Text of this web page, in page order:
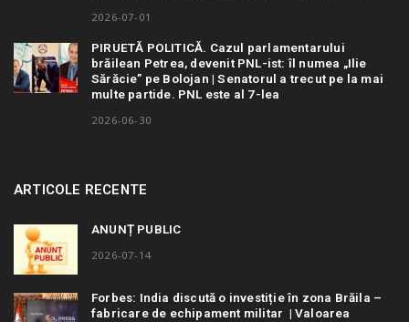
2026-07-01
PIRUETĂ POLITICĂ. Cazul parlamentarului
brăilean Petrea, devenit PNL-ist: îl numea „Ilie
Sărăcie” pe Bolojan | Senatorul a trecut pe la mai
multe partide. PNL este al 7-lea
2026-06-30
ARTICOLE RECENTE
ANUNȚ PUBLIC
2026-07-14
Forbes: India discută o investiție în zona Brăila –
fabricare de echipament militar | Valoarea